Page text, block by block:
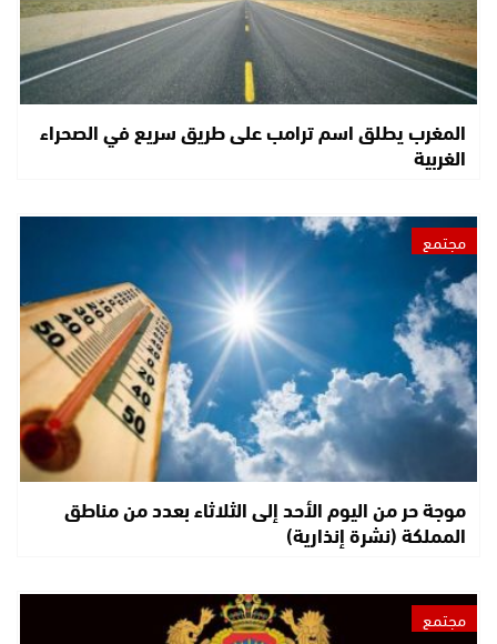
المغرب يطلق اسم ترامب على طريق سريع في الصحراء
الغربية
مجتمع
موجة حر من اليوم الأحد إلى الثلاثاء بعدد من مناطق
المملكة (نشرة إنذارية)
مجتمع